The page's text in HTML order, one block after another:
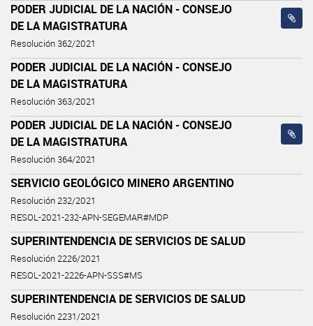
PODER JUDICIAL DE LA NACIÓN - CONSEJO
DE LA MAGISTRATURA
Resolución 362/2021
PODER JUDICIAL DE LA NACIÓN - CONSEJO
DE LA MAGISTRATURA
Resolución 363/2021
PODER JUDICIAL DE LA NACIÓN - CONSEJO
DE LA MAGISTRATURA
Resolución 364/2021
SERVICIO GEOLÓGICO MINERO ARGENTINO
Resolución 232/2021
RESOL-2021-232-APN-SEGEMAR#MDP
SUPERINTENDENCIA DE SERVICIOS DE SALUD
Resolución 2226/2021
RESOL-2021-2226-APN-SSS#MS
SUPERINTENDENCIA DE SERVICIOS DE SALUD
Resolución 2231/2021